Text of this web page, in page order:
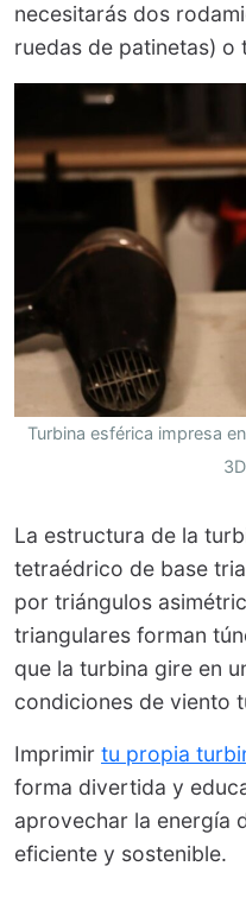
necesitarás dos
ruedas de patinetas) o
Turbina esférica impresa en
La estructura de la
tetraédrico de base
por triángulos
triangulares forman
que la turbina gire en
condiciones de viento
Imprimir tu propia
forma divertida y
aprovechar la energía
eficiente y sostenible.